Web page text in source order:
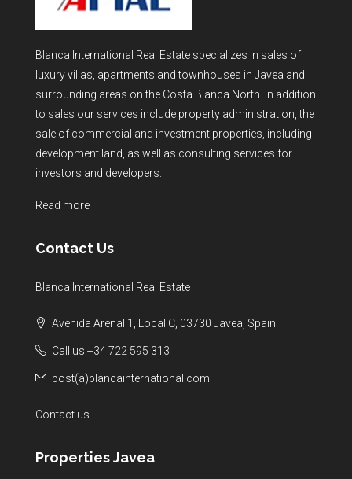
Blanca International Real Estate specializes in sales of
luxury villas, apartments and townhouses in Javea and
surrounding areas on the Costa Blanca North. In addition
to sales our services include property administration, the
sale of commercial and investment properties, including
development land, as well as consulting services for
investors and developers.
Read more
Contact Us
Blanca International Real Estate
Avenida Arenal 1, Local C, 03730 Javea, Spain
Call us +34 722 595 313
post(a)blancainternational.com
Contact us
Properties Javea